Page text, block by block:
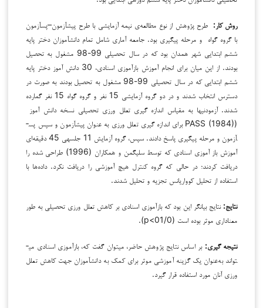
روش کار: طرح پژوهش از نوع مطالعه‌ی نیمه آزمایشی با طرح پیش­آزمون–پس­آزمون
با گروه گواه و مرحله پیگیری بود. جامعه آماري شامل تمام دانش­آموزان دختر پایه
ششم ابتدایی شهر همدان بود که در سال تحصیلی 99-98 مشغول به تحصیل
بودند. از این میان براي انجام آموزش بازآموزي اسنادي، 30 دانش آموز دختر پایه
ششم ابتدایی که در سال تحصیلی 99-98 مشغول به تحصیل بودند به صورت در
دسترس انتخاب شدند و در دو گروه آزمایشی 15 نفر و گروه گواه 15 نفر گمارده
شدند. آزمودنی­ها به مقیاس اندازه گیری تعلل ورزی تحصیلی نسخه دانش آموز
(PASS (1984) برای اندازه گیری تعلل ورزی به عنوان پیش­آزمون و سپس پس­
آزمون و مرحله پیگیری پاسخ دادند. سپس، گروه آزمایش 11 جلسه­ی 45 دقیقه‌ای
آموزش باز آموزی اسنادی که توسط سلیگمن و همکاران (1996) طراحی شده را
دریافت کردند؛ در حالی که گروه کنترل هیچ آموزشی را دریافت نکرد. داده‌ها با
استفاده از تحلیل کوواریانس تجزیه و تحلیل شدند.
نتایج: نتایج بیانگر این بود که بازآموزی اسنادی بر کاهش تعلل ورزی تحصیلی به طور
معناداری موثر بوده است (01/0>p).
نتیجه گیری:بر اساس نتایج پژوهش حاضر، می­توان گفت که، بازآموزی اسنادی می­
تواند به‌عنوان یک گزینه آموزشی موثر برای کمک به دانش­آموزان جهت کاهش تعلل
ورزی آنان مورد استفاده قرار گیرد.